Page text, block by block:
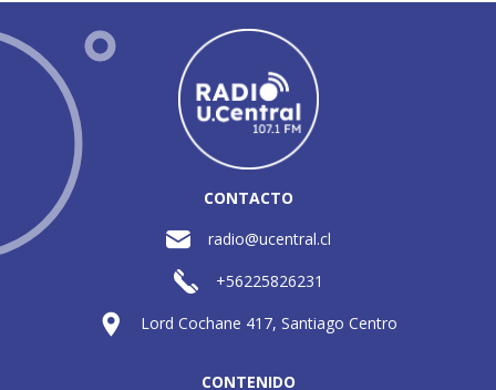
CONTACTO
radio@ucentral.cl
+56225826231
Lord Cochane 417, Santiago Centro
CONTENIDO